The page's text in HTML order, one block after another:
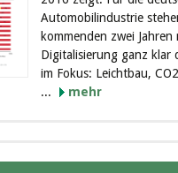
Automobilindustrie
kommenden zwei Jahren
Digitalisierung ganz klar
im Fokus: Leichtbau,
...
mehr